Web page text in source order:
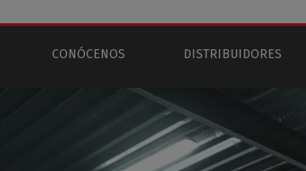
CONÓCENOS DISTRIBUIDORES